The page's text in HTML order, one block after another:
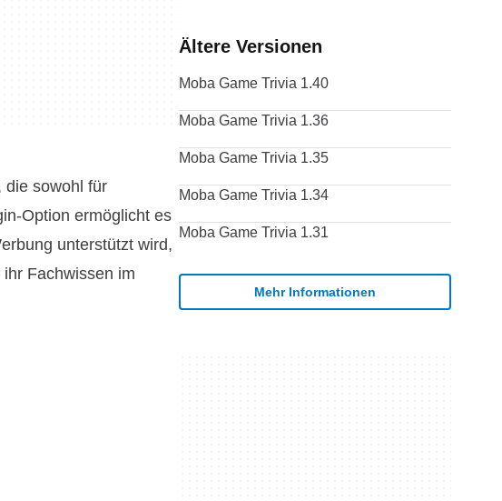
die sowohl für
Option ermöglicht es
unterstützt wird,
Fachwissen im
Ältere Versionen
Moba Game Trivia 1.40
Moba Game Trivia 1.36
Moba Game Trivia 1.35
Moba Game Trivia 1.34
Moba Game Trivia 1.31
Mehr Informationen